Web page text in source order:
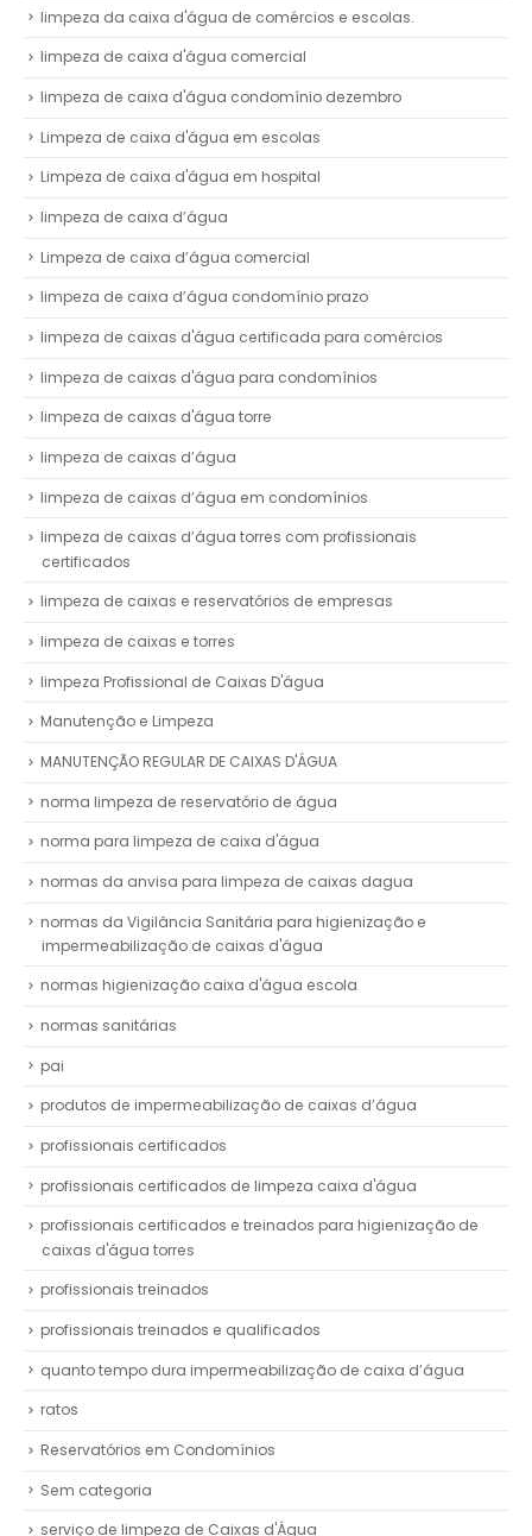
limpeza da caixa d'água de comércios e escolas.
limpeza de caixa d'água comercial
limpeza de caixa d'água condomínio dezembro
Limpeza de caixa d'água em escolas
Limpeza de caixa d'água em hospital
limpeza de caixa d’água
Limpeza de caixa d’água comercial
limpeza de caixa d’água condomínio prazo
limpeza de caixas d'água certificada para comércios
limpeza de caixas d'água para condomínios
limpeza de caixas d'água torre
limpeza de caixas d’água
limpeza de caixas d’água em condomínios
limpeza de caixas d’água torres com profissionais
certificados
limpeza de caixas e reservatórios de empresas
limpeza de caixas e torres
limpeza Profissional de Caixas D'água
Manutenção e Limpeza
MANUTENÇÃO REGULAR DE CAIXAS D'ÁGUA
norma limpeza de reservatório de água
norma para limpeza de caixa d'água
normas da anvisa para limpeza de caixas dagua
normas da Vigilância Sanitária para higienização e
impermeabilização de caixas d'água
normas higienização caixa d'água escola
normas sanitárias
pai
produtos de impermeabilização de caixas d’água
profissionais certificados
profissionais certificados de limpeza caixa d'água
profissionais certificados e treinados para higienização de
caixas d'água torres
profissionais treinados
profissionais treinados e qualificados
quanto tempo dura impermeabilização de caixa d’água
ratos
Reservatórios em Condomínios
Sem categoria
serviço de limpeza de Caixas d'Água